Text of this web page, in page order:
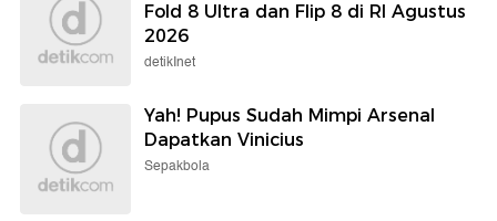
Fold 8 Ultra dan Flip 8 di RI Agustus
2026
detikInet
Yah! Pupus Sudah Mimpi Arsenal
Dapatkan Vinicius
Sepakbola